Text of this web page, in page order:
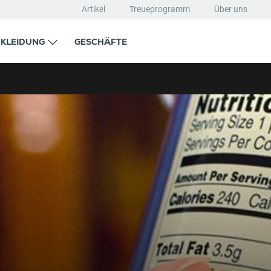
Artikel Treueprogramm Über uns
KLEIDUNG GESCHÄFTE